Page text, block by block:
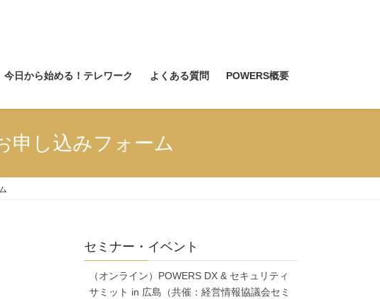
今日から始める！テレワーク よくある質問 POWERS概要
申し込みフォーム
セミナー・イベント
（オンライン）POWERS DX & セキュリティ
サミット in 広島（共催：経営情報協議会セミ